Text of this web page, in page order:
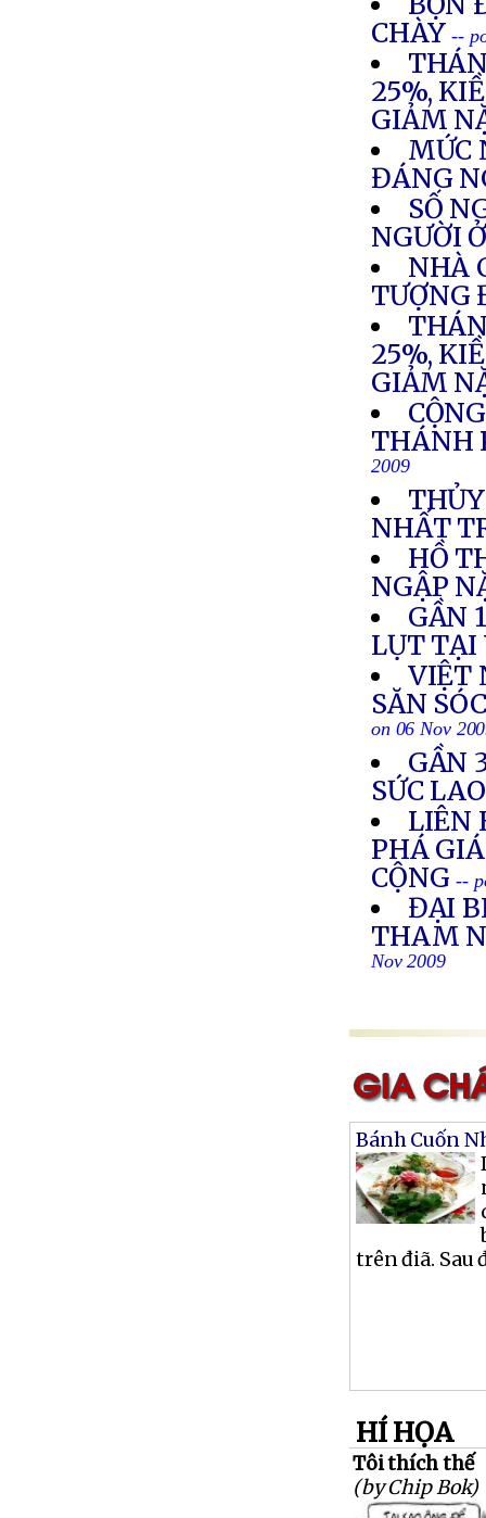
CHÀY --
25%,
GIẢM
MỨC
ĐÁNG
SỐ
NGƯỜI
NHÀ
TƯỢNG
25%,
GIẢM
THÁNH
2009
NHẤT
HỒ
NGẬP
GẦN
LỤT
VIỆT
SĂN
on 06 Nov
GẦN
SỨC
LIÊN
PHÁ
CỘNG --
ĐẠI
THAM
Nov 2009
Bánh Cuốn
trên điã. Sau
HÍ HỌA
Tôi thích thế
(by Chip Bok)